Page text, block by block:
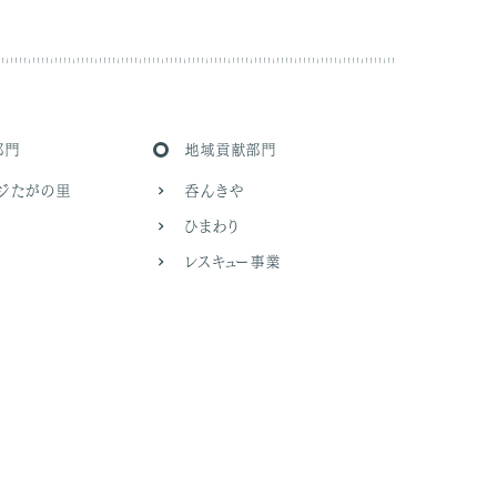
門
たがの里
地域貢献部門
呑んきや
ひまわり
レスキュー事業